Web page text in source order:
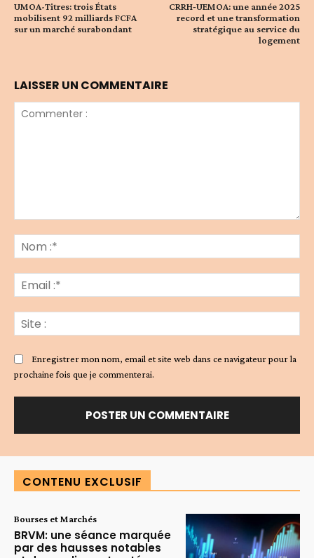
UMOA-Titres: trois États
mobilisent 92 milliards FCFA
sur un marché surabondant
CRRH‑UEMOA: une année 2025
record et une transformation
stratégique au service du
logement
LAISSER UN COMMENTAIRE
:*
:*
:
Enregistrer mon nom, email et site web dans ce navigateur pour la
prochaine fois que je commenterai.
CONTENU EXCLUSIF
Bourses et Marchés
BRVM: une séance marquée
par des hausses notables